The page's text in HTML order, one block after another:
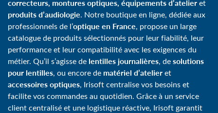
correcteurs, montures optiques, équipements d’atelieret
produits d’audiologie. Notre boutique en ligne, dédiée aux
professionnels de l’optique en France, propose un large
catalogue de produits sélectionnés pour leur fiabilité, leur
performance et leur compatibilité avec les exigences du
métier. Qu’il s’agisse de lentilles journalières, desolutions
pour lentilles, ou encore de matériel d’atelieret
accessoires optiques, Irisoft centralise vos besoins et
facilite vos commandes au quotidien. Grâce à un service
client centralisé et une logistique réactive, Irisoft garantit